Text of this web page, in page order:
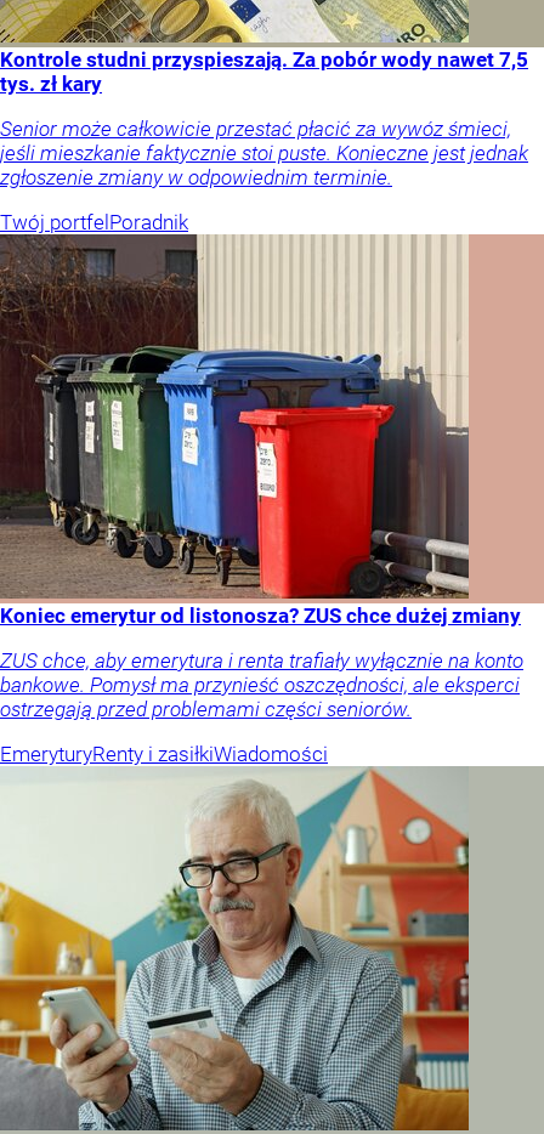
Kontrole studni przyspieszają. Za pobór wody nawet 7,5
tys. zł kary
Senior może całkowicie przestać płacić za wywóz śmieci,
jeśli mieszkanie faktycznie stoi puste. Konieczne jest jednak
zgłoszenie zmiany w odpowiednim terminie.
Twój portfelPoradnik
Koniec emerytur od listonosza? ZUS chce dużej zmiany
ZUS chce, aby emerytura i renta trafiały wyłącznie na konto
bankowe. Pomysł ma przynieść oszczędności, ale eksperci
ostrzegają przed problemami części seniorów.
EmeryturyRenty i zasiłkiWiadomości